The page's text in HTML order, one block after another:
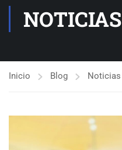
NOTICIAS
Inicio Blog Noticias